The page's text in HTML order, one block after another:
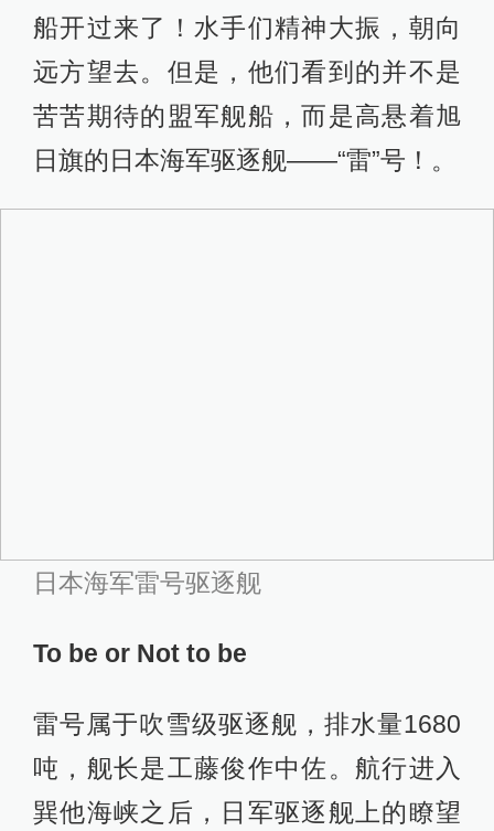
船开过来了！水手们精神大振，朝向
远方望去。但是，他们看到的并不是
苦苦期待的盟军舰船，而是高悬着旭
日旗的日本海军驱逐舰——“雷”号！。
日本海军雷号驱逐舰
To be or Not to be
雷号属于吹雪级驱逐舰，排水量1680
吨，舰长是工藤俊作中佐。航行进入
巽他海峡之后，日军驱逐舰上的瞭望